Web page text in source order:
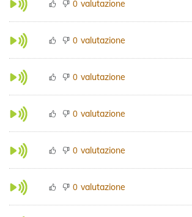
0 valutazione
0 valutazione
0 valutazione
0 valutazione
0 valutazione
0 valutazione